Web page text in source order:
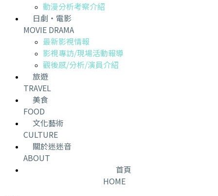
動漫分析考察介紹
日劇・電影
MOVIE DRAMA
最新影視情報
影視專訪/現場活動報導
觀後感/分析/演員介紹
旅遊
TRAVEL
美食
FOOD
文化藝術
CULTURE
關於迷迷音
ABOUT
首頁
HOME